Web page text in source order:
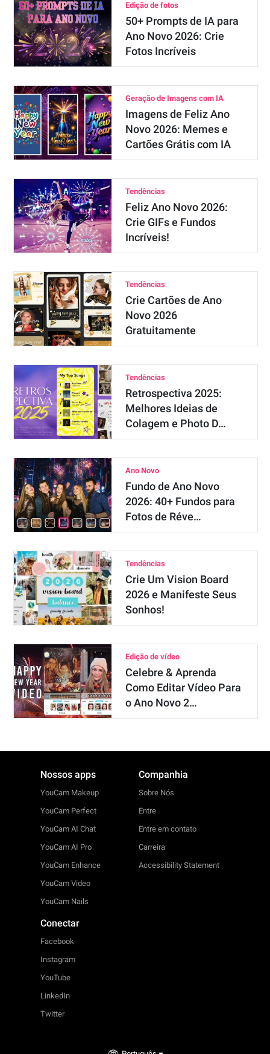
Edição de fotos
50+ Prompts de IA para
Ano Novo 2026: Crie
Fotos Incríveis
Geração de Imagens com IA
Imagens de Feliz Ano
Novo 2026: Memes e
Cartões Grátis com IA
Tendências
Feliz Ano Novo 2026:
Crie GIFs e Fundos
Incríveis!
Tendências
Crie Cartões de Ano
Novo 2026
Gratuitamente
Tendências
Retrospectiva 2025:
Melhores Ideias de
Colagem e Photo D…
Ano Novo
Fundo de Ano Novo
2026: 40+ Fundos para
Fotos de Réve…
Tendências
Crie Um Vision Board
2026 e Manifeste Seus
Sonhos!
Edição de vídeo
Celebre & Aprenda
Como Editar Vídeo Para
o Ano Novo 2…
Nossos apps
YouCam Makeup
YouCam Perfect
YouCam AI Chat
YouCam AI Pro
YouCam Enhance
YouCam Video
YouCam Nails
Companhia
Sobre Nós
Entre
Entre em contato
Carreira
Accessibility Statement
Conectar
Facebook
Instagram
YouTube
LinkedIn
Twitter